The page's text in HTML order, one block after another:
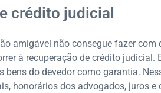
crédito judicial
amigável não consegue fazer
à recuperação de crédito judicial.
bens do devedor como garantia.
honorários dos advogados, juros e